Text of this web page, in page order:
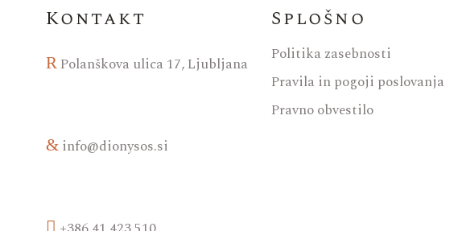
Kontakt
Polanškova ulica 17, Ljubljana
info@dionysos.si
Splošno
Politika zasebnosti
Pravila in pogoji poslovanja
Pravno obvestilo